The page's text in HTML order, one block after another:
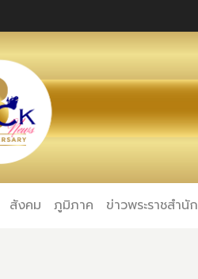
สังคม ภูมิภาค ข่าวพระราชสำนัก